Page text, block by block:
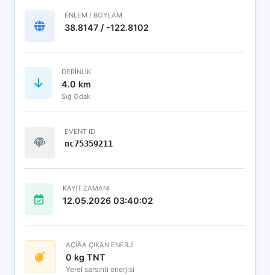
ENLEM / BOYLAM
38.8147 / -122.8102
DERINLIK
4.0 km
Sığ Odak
EVENT ID
nc75359211
KAYIT ZAMANI
12.05.2026 03:40:02
AÇIÄA ÇIKAN ENERJİ
0 kg TNT
Yerel sarsıntı enerjisi